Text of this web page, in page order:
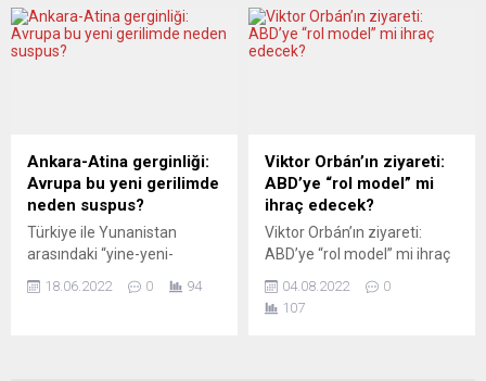
ile...
Alman silah üreticisi
Rheinmetall, çok sayıda
milyar avroya satın almak
üzere anlaşmaya vardığını
duyurdu. Rheinmetall’den
yapılan açıklamaya göre,
İspanya merkezli patlayıcı
ve mühimmat...
Kiryakos Mitsotakis devlet
televizyonunda yaptığı
vatandaştan kasım ayında
sadece 60 bini aşı yaptırdı.
Ve...
Ankara-Atina gerginliği:
Avrupa bu yeni gerilimde
neden suspus?
Türkiye ile Yunanistan
arasındaki “yine-yeni-
yeniden” bir gerilim var.
Acaba bu gergin yay, askeri
18.06.2022 0 94
Viktor Orbán’ın ziyareti:
ABD’ye “rol model” mi
ihraç edecek?
Viktor Orbán’ın ziyareti:
ABD’ye “rol model” mi ihraç
edecek? SPOT: Macaristan
Başbakanı Viktor Orbán,
Viyana ziyaretinin ardından
04.08.2022
0
107